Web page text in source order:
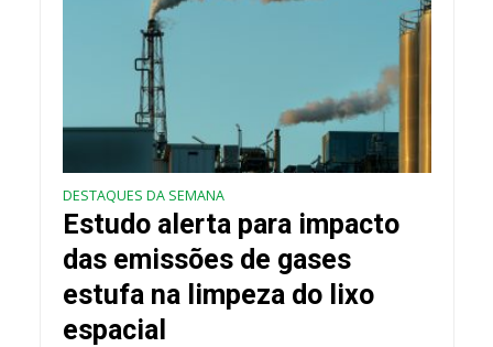
DESTAQUES DA SEMANA
Estudo alerta para impacto
das emissões de gases
estufa na limpeza do lixo
espacial